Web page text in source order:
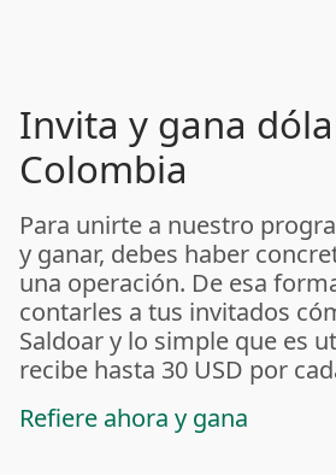
Invita y gana
Colombia
Para unirte a nuestro
y ganar, debes haber
una operación. De esa
contarles a tus invitados
Saldoar y lo simple que es
recibe hasta 30 USD por
Refiere ahora y gana